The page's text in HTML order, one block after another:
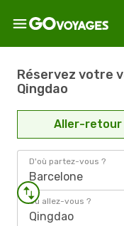
Réservez votre
Qingdao
Aller-retour
D'où partez-vous ?
Barcelone
Où allez-vous ?
Qingdao